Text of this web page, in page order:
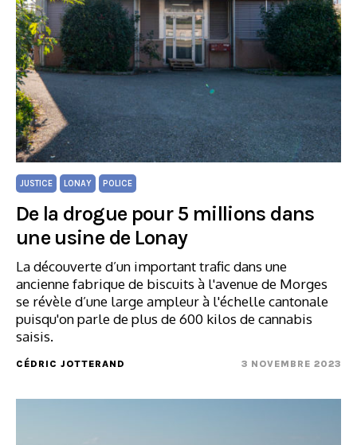
JUSTICE LONAY POLICE
De la drogue pour 5 millions dans
une usine de Lonay
La découverte d’un important trafic dans une
ancienne fabrique de biscuits à l'avenue de Morges
se révèle d’une large ampleur à l'échelle cantonale
puisqu'on parle de plus de 600 kilos de cannabis
saisis.
CÉDRIC JOTTERAND 3 NOVEMBRE 2023